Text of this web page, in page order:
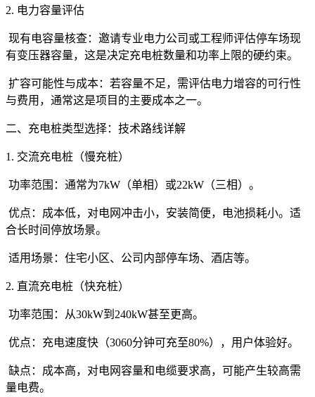
2. 电力容量评估
现有电容量核查：邀请专业电力公司或工程师评估停车场现
有变压器容量，这是决定充电桩数量和功率上限的硬约束。
扩容可能性与成本：若容量不足，需评估电力增容的可行性
与费用，通常这是项目的主要成本之一。
二、充电桩类型选择：技术路线详解
1. 交流充电桩（慢充桩）
功率范围：通常为7kW（单相）或22kW（三相）。
优点：成本低，对电网冲击小，安装简便，电池损耗小。适
合长时间停放场景。
适用场景：住宅小区、公司内部停车场、酒店等。
2. 直流充电桩（快充桩）
功率范围：从30kW到240kW甚至更高。
优点：充电速度快（3060分钟可充至80%），用户体验好。
缺点：成本高，对电网容量和电缆要求高，可能产生较高需
量电费。